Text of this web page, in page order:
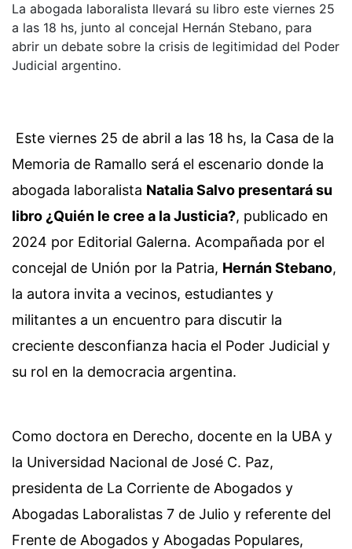
La abogada laboralista llevará su libro este viernes 25
a las 18 hs, junto al concejal Hernán Stebano, para
abrir un debate sobre la crisis de legitimidad del Poder
Judicial argentino.
Este viernes 25 de abril a las 18 hs, la Casa de la
Memoria de Ramallo será el escenario donde la
abogada laboralista Natalia Salvo presentará su
libro ¿Quién le cree a la Justicia?, publicado en
2024 por Editorial Galerna. Acompañada por el
concejal de Unión por la Patria, Hernán Stebano,
la autora invita a vecinos, estudiantes y
militantes a un encuentro para discutir la
creciente desconfianza hacia el Poder Judicial y
su rol en la democracia argentina.
Como doctora en Derecho, docente en la UBA y
la Universidad Nacional de José C. Paz,
presidenta de La Corriente de Abogados y
Abogadas Laboralistas 7 de Julio y referente del
Frente de Abogados y Abogadas Populares,